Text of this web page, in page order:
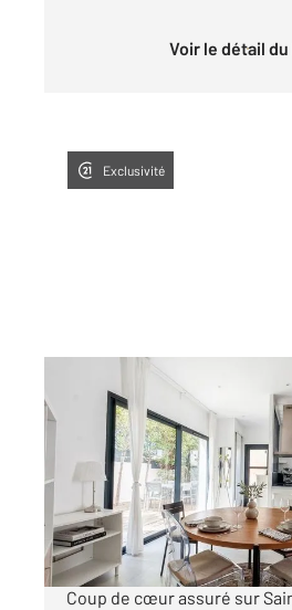
Voir le détail
Exclusivité
ST JEAN DE VEDAS 34
89,10 m2 , 4 pièces
Ref : 41160
Maison à vendre
399 000 €
Visiter le site dédié
Coup de cœur assuré sur